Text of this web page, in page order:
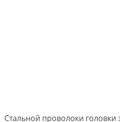
Стальной проволоки